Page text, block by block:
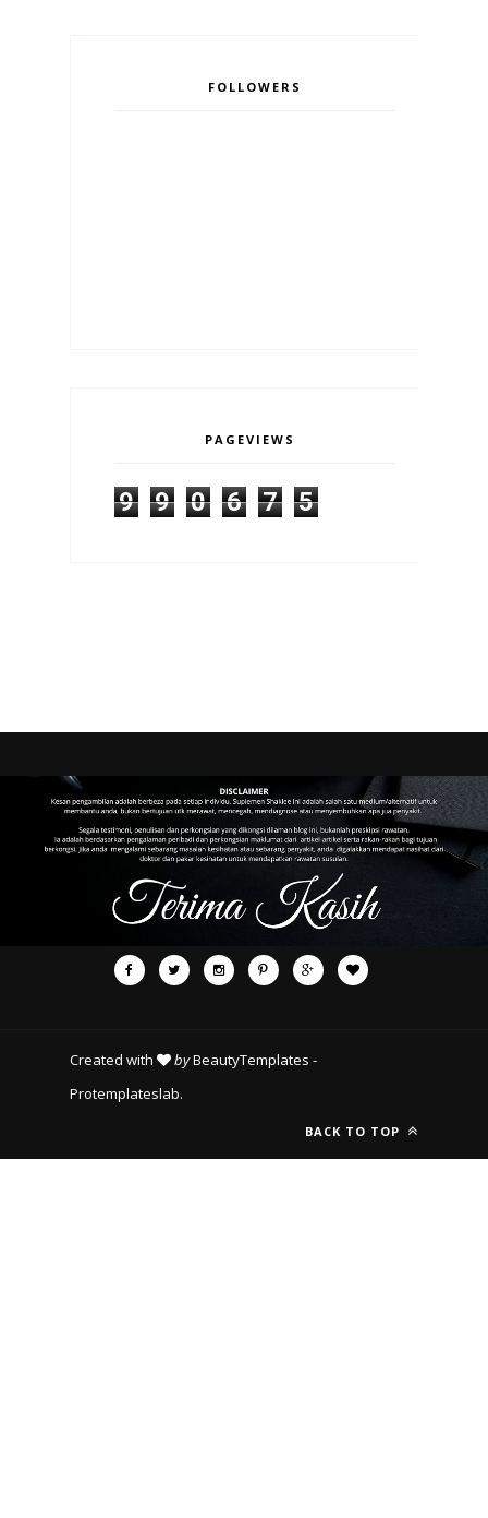
FOLLOWERS
PAGEVIEWS
9 9 0 6 7 5
Created with byBeautyTemplates -
Protemplateslab.
BACK TO TOP